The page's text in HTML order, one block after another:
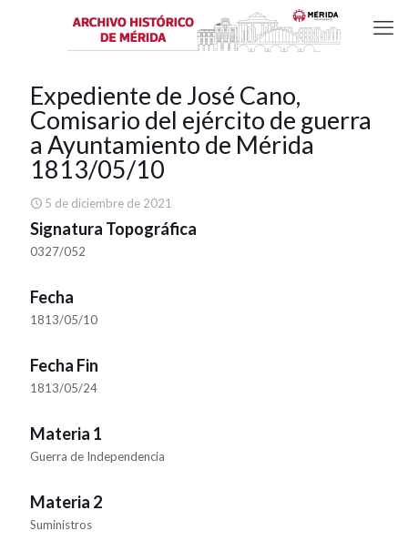
Expediente de José Cano,
Comisario del ejército de guerra
a Ayuntamiento de Mérida
1813/05/10
5 de diciembre de 2021
Signatura Topográfica
0327/052
Fecha
1813/05/10
Fecha Fin
1813/05/24
Materia 1
Guerra de Independencia
Materia 2
Suministros